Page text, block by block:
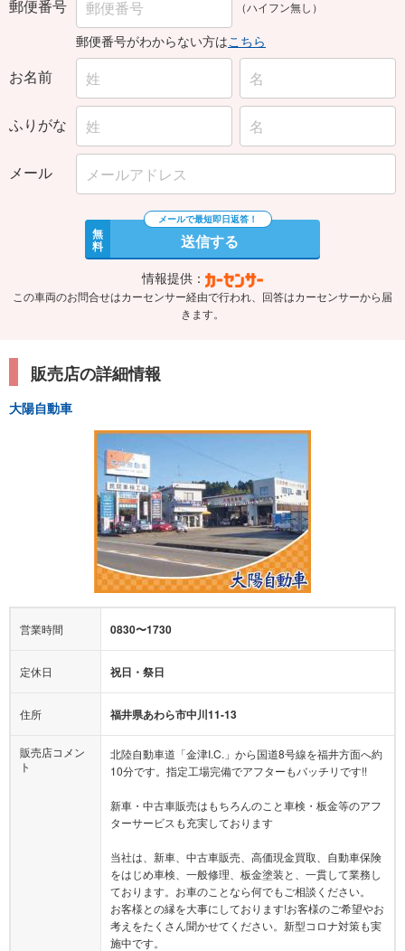
郵便番号 （ハイフン無し）
郵便番号がわからない方はこちら
お名前
ふりがな
メール
無
料 送信する
情報提供：
この車両のお問合せはカーセンサー経由で行われ、回答はカーセンサーから届
きます。
販売店の詳細情報
大陽自動車
営業時間 0830〜1730
定休日 祝日・祭日
住所 福井県あわら市中川11-13
販売店コメン
ト
北陸自動車道「金津I.C.」から国道8号線を福井方面へ約
10分です。指定工場完備でアフターもバッチリです!!
新車・中古車販売はもちろんのこと車検・板金等のアフ
ターサービスも充実しております
当社は、新車、中古車販売、高価現金買取、自動車保険
をはじめ車検、一般修理、板金塗装と、一貫して業務し
ております。お車のことなら何でもご相談ください。
お客様との縁を大事にしております!お客様のご希望やお
考えをたくさん聞かせてください。新型コロナ対策も実
施中です。